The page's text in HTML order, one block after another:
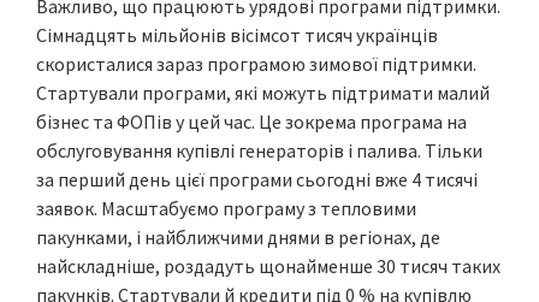
Важливо, що працюють урядові програми підтримки.
Сімнадцять мільйонів вісімсот тисяч українців
скористалися зараз програмою зимової підтримки.
Стартували програми, які можуть підтримати малий
бізнес та ФОПів у цей час. Це зокрема програма на
обслуговування купівлі генераторів і палива. Тільки
за перший день цієї програми сьогодні вже 4 тисячі
заявок. Масштабуємо програму з тепловими
пакунками, і найближчими днями в регіонах, де
найскладніше, роздадуть щонайменше 30 тисяч таких
пакунків. Стартували й кредити під 0 % на купівлю